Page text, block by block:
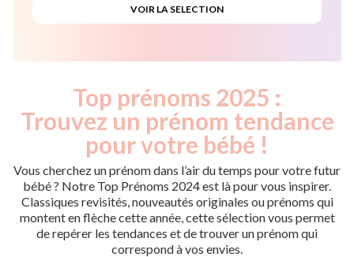
Top prénoms 2025 :
Trouvez un prénom tendance
pour votre bébé !
Vous cherchez un prénom dans l’air du temps pour votre futur
bébé ? Notre Top Prénoms 2024 est là pour vous inspirer.
Classiques revisités, nouveautés originales ou prénoms qui
montent en flèche cette année, cette sélection vous permet
de repérer les tendances et de trouver un prénom qui
correspond à vos envies.